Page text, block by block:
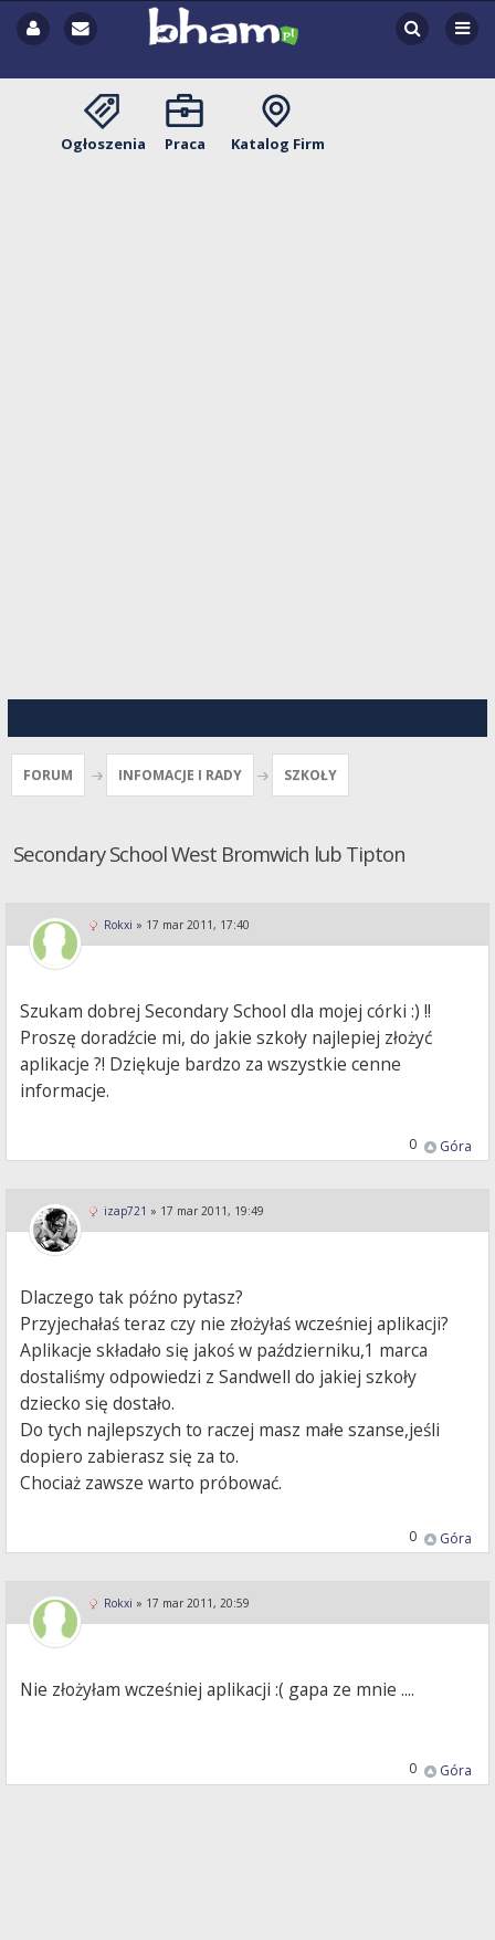
Ogłoszenia Praca Katalog Firm
FORUM INFOMACJE I RADY SZKOŁY
Secondary School West Bromwich lub Tipton
Rokxi » 17 mar 2011, 17:40
Szukam dobrej Secondary School dla mojej córki :) !!
Proszę doradźcie mi, do jakie szkoły najlepiej złożyć
aplikacje ?! Dziękuje bardzo za wszystkie cenne
informacje.
Góra
0
izap721 » 17 mar 2011, 19:49
Dlaczego tak późno pytasz?
Przyjechałaś teraz czy nie złożyłaś wcześniej aplikacji?
Aplikacje składało się jakoś w październiku,1 marca
dostaliśmy odpowiedzi z Sandwell do jakiej szkoły
dziecko się dostało.
Do tych najlepszych to raczej masz małe szanse,jeśli
dopiero zabierasz się za to.
Chociaż zawsze warto próbować.
Góra
0
Rokxi » 17 mar 2011, 20:59
Nie złożyłam wcześniej aplikacji :( gapa ze mnie ....
Góra
0